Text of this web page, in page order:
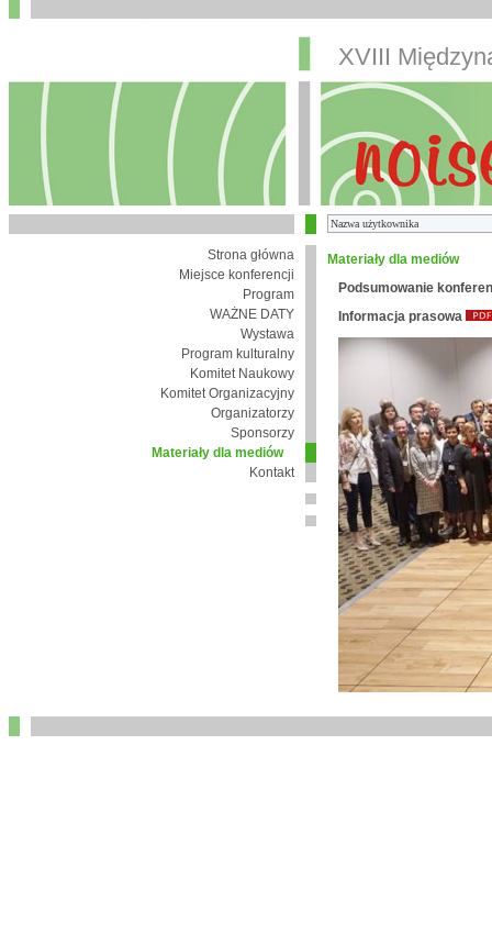
XVIII
Strona główna
Miejsce konferencji
Program
WAŻNE DATY
Wystawa
Program kulturalny
Komitet Naukowy
Komitet Organizacyjny
Organizatorzy
Sponsorzy
Materiały dla mediów
Kontakt
Materiały dla mediów
Podsumowanie
Informacja prasowa